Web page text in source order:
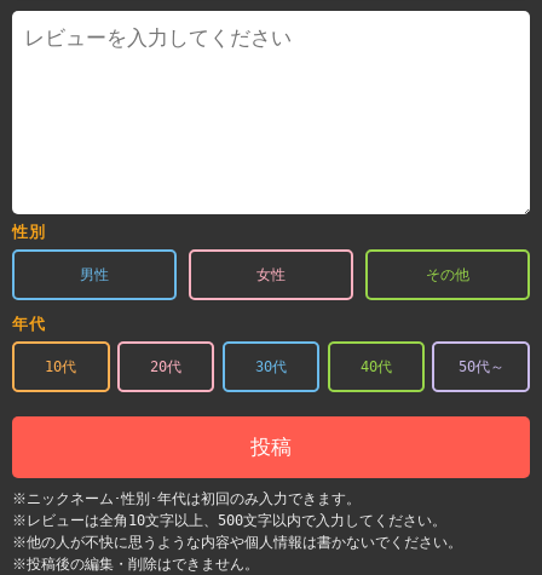
性別
男性 女性 その他
年代
10代 20代 30代 40代 50代～
投稿
※ニックネーム･性別･年代は初回のみ入力できます。
※レビューは全角10文字以上、500文字以内で入力してください。
※他の人が不快に思うような内容や個人情報は書かないでください。
※投稿後の編集・削除はできません。